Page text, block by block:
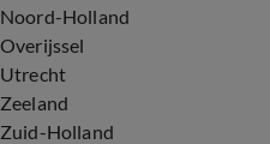
Noord-Holland
Overijssel
Utrecht
Zeeland
Zuid-Holland